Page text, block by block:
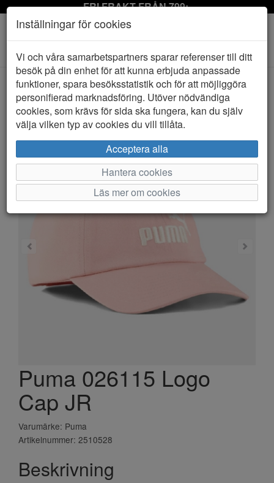
FRI FRAKT FRÅN 799:-
Toggle
navigation
HEM PUMA
Puma 026115 Logo
Cap JR
Varumärke: Puma
Artikelnummer: 2510528
Beskrivning
Inställningar för cookies
Vi och våra samarbetspartners sparar referenser till ditt
besök på din enhet för att kunna erbjuda anpassade
funktioner, spara besöksstatistik och för att möjliggöra
personifierad marknadsföring. Utöver nödvändiga
cookies, som krävs för sida ska fungera, kan du själv
välja vilken typ av cookies du vill tillåta.
Acceptera alla
Hantera cookies
Läs mer om cookies